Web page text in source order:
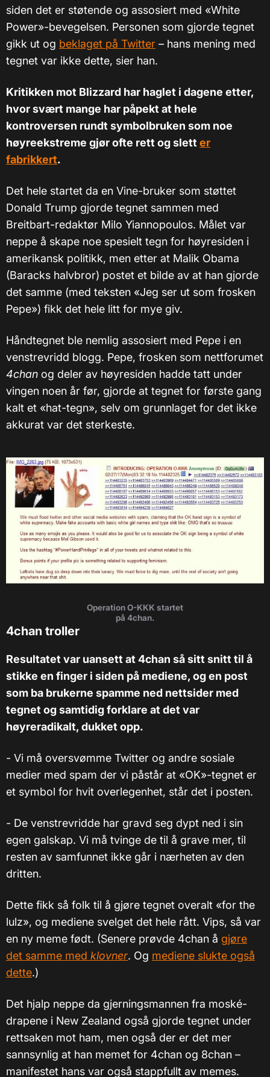
siden det er støtende og assosiert med «White
Power»-bevegelsen. Personen som gjorde tegnet
gikk ut og beklaget på Twitter – hans mening med
tegnet var ikke dette, sier han.
Kritikken mot Blizzard har haglet i dagene etter,
hvor svært mange har påpekt at hele
kontroversen rundt symbolbruken som noe
høyreekstreme gjør ofte rett og slett er
fabrikkert.
Det hele startet da en Vine-bruker som støttet
Donald Trump gjorde tegnet sammen med
Breitbart-redaktør Milo Yiannopoulos. Målet var
neppe å skape noe spesielt tegn for høyresiden i
amerikansk politikk, men etter at Malik Obama
(Baracks halvbror) postet et bilde av at han gjorde
det samme (med teksten «Jeg ser ut som frosken
Pepe») fikk det hele litt for mye giv.
Håndtegnet ble nemlig assosiert med Pepe i en
venstrevridd blogg. Pepe, frosken som nettforumet
4chan og deler av høyresiden hadde tatt under
vingen noen år før, gjorde at tegnet for første gang
kalt et «hat-tegn», selv om grunnlaget for det ikke
akkurat var det sterkeste.
Operation O-KKK startet
på 4chan.
4chan troller
Resultatet var uansett at 4chan så sitt snitt til å
stikke en finger i siden på mediene, og en post
som ba brukerne spamme ned nettsider med
tegnet og samtidig forklare at det var
høyreradikalt, dukket opp.
- Vi må oversvømme Twitter og andre sosiale
medier med spam der vi påstår at «OK»-tegnet er
et symbol for hvit overlegenhet, står det i posten.
- De venstrevridde har gravd seg dypt ned i sin
egen galskap. Vi må tvinge de til å grave mer, til
resten av samfunnet ikke går i nærheten av den
dritten.
Dette fikk så folk til å gjøre tegnet overalt «for the
lulz», og mediene svelget det hele rått. Vips, så var
en ny meme født. (Senere prøvde 4chan å gjøre
det samme med klovner. Og mediene slukte også
dette.)
Det hjalp neppe da gjerningsmannen fra moské-
drapene i New Zealand også gjorde tegnet under
rettsaken mot ham, men også der er det mer
sannsynlig at han memet for 4chan og 8chan –
manifestet hans var også stappfullt av memes.